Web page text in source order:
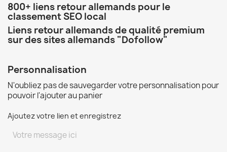
800+ liens retour allemands pour le
classement SEO local
Liens retour allemands de qualité premium
sur des sites allemands "Dofollow"
Personnalisation
N'oubliez pas de sauvegarder votre personnalisation pour
pouvoir l'ajouter au panier
Ajoutez votre lien et enregistrez